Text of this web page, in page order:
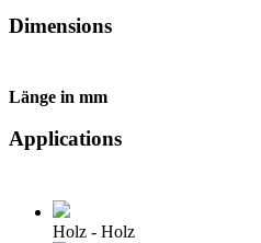
Dimensions
Länge in mm
Applications
Holz - Holz